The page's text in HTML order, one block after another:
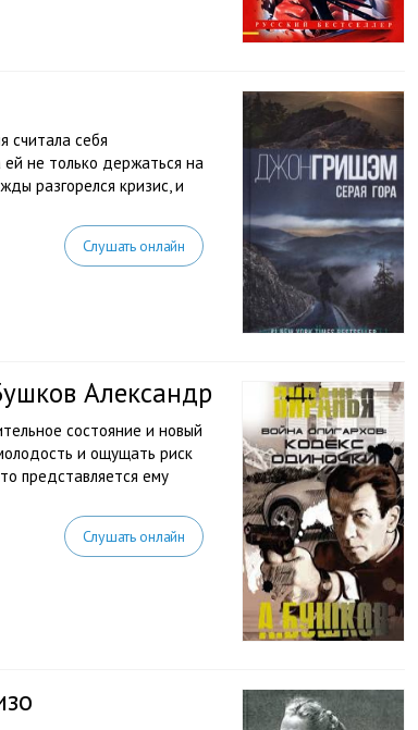
считала себя
не только держаться на
разгорелся кризис, и
Слушать онлайн
Александр
состояние и новый
и ощущать риск
представляется ему
Слушать онлайн